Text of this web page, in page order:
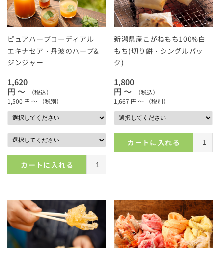
ピュアハーブコーディアル
エキナセア・丹波のハーブ&
ジンジャー
1,620
円 ～
（税込）
1,500 円 ～ （税別）
カートに入れる
新潟県産こがねもち100%白
もち(切り餅・シングルパッ
ク)
1,800
円 ～
（税込）
1,667 円 ～ （税別）
カートに入れる